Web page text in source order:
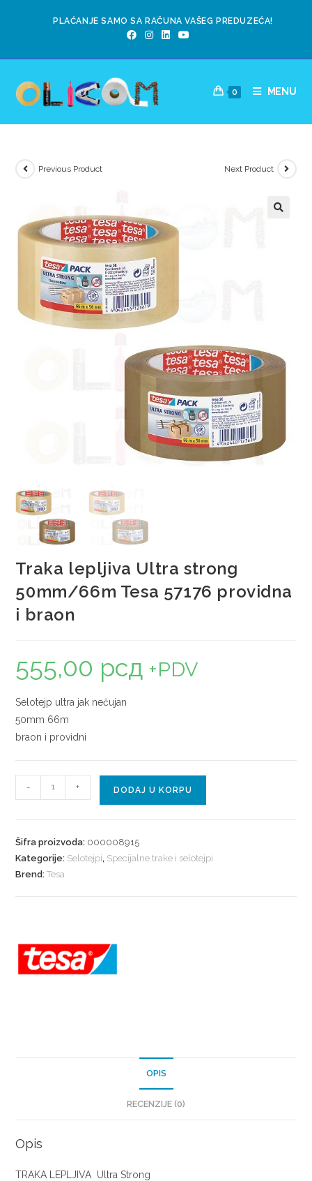
PLAĆANJE SAMO SA RAČUNA VAŠEG PREDUZEĆA!
0 MENU
Previous Product Next Product
Traka lepljiva Ultra strong
50mm/66m Tesa 57176 providna
i braon
555,00 рсд +PDV
Selotejp ultra jak nečujan
50mm 66m
braon i providni
- + DODAJ U KORPU
Šifra proizvoda: 000008915
Kategorije: Selotejpi, Specijalne trake i selotejpi
Brend:Tesa
OPIS
RECENZIJE (0)
Opis
TRAKA LEPLJIVA Ultra Strong